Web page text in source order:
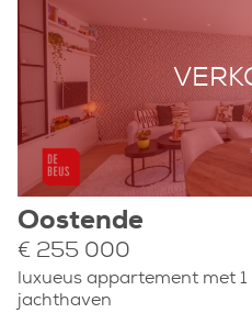
Oostende
€ 255 000
luxueus appartement met
jachthaven